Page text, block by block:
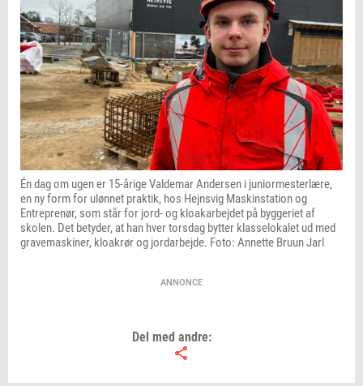
Én dag om ugen er 15-årige Valdemar Andersen i juniormesterlære,
en ny form for ulønnet praktik, hos Hejnsvig Maskinstation og
Entreprenør, som står for jord- og kloakarbejdet på byggeriet af
skolen. Det betyder, at han hver torsdag bytter klasselokalet ud med
gravemaskiner, kloakrør og jordarbejde. Foto: Annette Bruun Jarl
ANNONCE
Del med andre: